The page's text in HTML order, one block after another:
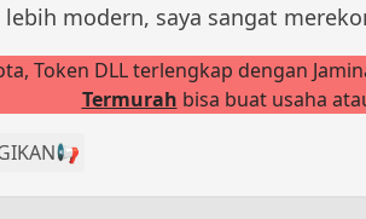
modern, saya sangat
Token DLL terlengkap dengan
Termurah bisa buat usaha
📢